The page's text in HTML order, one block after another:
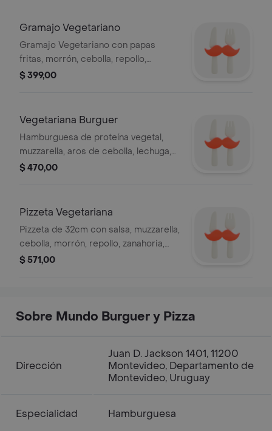
Gramajo Vegetariano
Gramajo Vegetariano con papas
fritas, morrón, cebolla, repollo,
zanahoria, tomate y perejil.
$ 399,00
Vegetariana Burguer
Hamburguesa de proteína vegetal,
muzzarella, aros de cebolla, lechuga,
tomate más fritas y tres salsas a
$ 470,00
Pizzeta Vegetariana
Pizzeta de 32cm con salsa, muzzarella,
cebolla, morrón, repollo, zanahoria,
tomate y albahaca.
$ 571,00
Sobre Mundo Burguer y Pizza
Dirección
Juan D. Jackson 1401, 11200
Montevideo, Departamento de
Montevideo, Uruguay
Especialidad Hamburguesa